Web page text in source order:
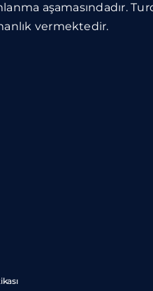
aşamasındadır.
vermektedir.